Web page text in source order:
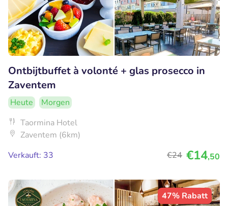
Ontbijtbuffet à volonté + glas prosecco in
Zaventem
Heute
Morgen
Taormina Hotel
Zaventem (6km)
Verkauft: 33
€24 €14,50
47% Rabatt